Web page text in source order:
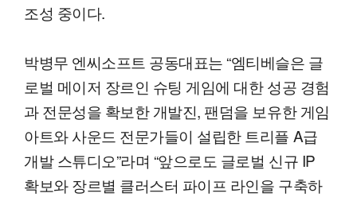
조성 중이다.
박병무 엔씨소프트 공동대표는 “엠티베슬은 글
로벌 메이저 장르인 슈팅 게임에 대한 성공 경험
과 전문성을 확보한 개발진, 팬덤을 보유한 게임
아트와 사운드 전문가들이 설립한 트리플 A급
개발 스튜디오”라며 “앞으로도 글로벌 신규 IP
확보와 장르별 클러스터 파이프 라인을 구축하